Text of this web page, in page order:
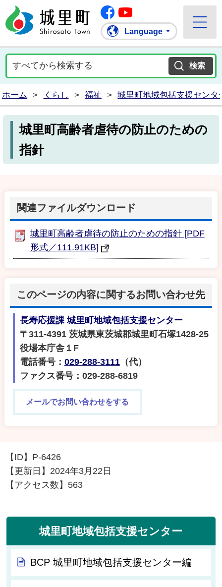
城里町ホームページ
Facebook
Language
ホーム > くらし > 福祉 > 城里町地域包括支援センタ
城里町高齢者虐待の防止のための
指針
関連ファイルダウンロード
城里町高齢者虐待の防止のための指針 [PDF
形式／111.91KB]
このページの内容に関するお問い合わせ先
長寿応援課 城里町地域包括支援センター
〒311-4391 茨城県東茨城郡城里町石塚1428-25
役場本庁舎１F
電話番号： 029-288-3111（代）
ファクス番号：029-288-6819
メールでお問い合わせをする
【ID】 P-6426
【更新日】 2024年3月22日
【アクセス数】 563
城里町地域包括支援センター
BCP 城里町地域包括支援センター編